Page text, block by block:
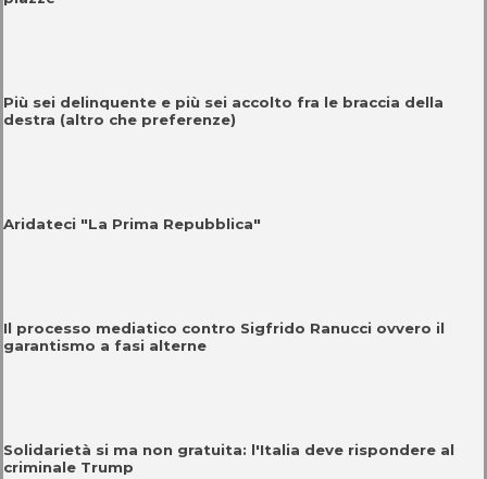
Più sei delinquente e più sei accolto fra le braccia della
destra (altro che preferenze)
Aridateci "La Prima Repubblica"
Il processo mediatico contro Sigfrido Ranucci ovvero il
garantismo a fasi alterne
Solidarietà si ma non gratuita: l'Italia deve rispondere al
criminale Trump